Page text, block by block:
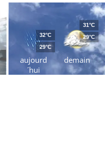
aujourd
´hui
32°C
29°C
demain
31°C
29°C